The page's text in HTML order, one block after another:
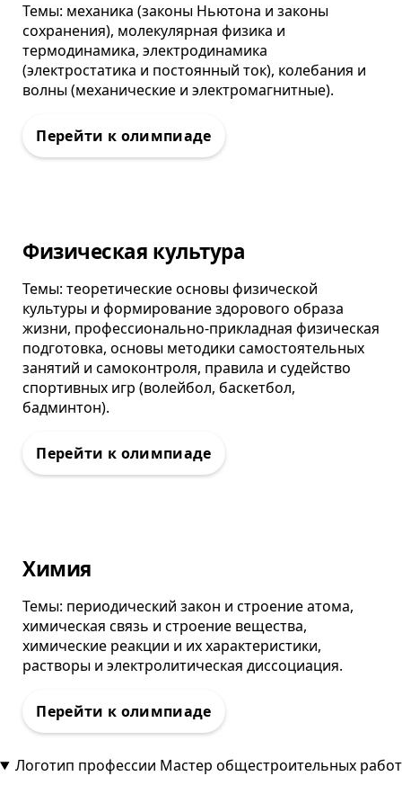
Темы: механика (законы Ньютона и законы
сохранения), молекулярная физика и
термодинамика, электродинамика
(электростатика и постоянный ток), колебания и
волны (механические и электромагнитные).
Олимпиада
Физическая культура
Темы: теоретические основы физической
культуры и формирование здорового образа
жизни, профессионально-прикладная физическая
подготовка, основы методики самостоятельных
занятий и самоконтроля, правила и судейство
спортивных игр (волейбол, баскетбол,
бадминтон).
Олимпиада
Химия
Темы: периодический закон и строение атома,
химическая связь и строение вещества,
химические реакции и их характеристики,
растворы и электролитическая диссоциация.
Логотип профессии Мастер общестроительных работ